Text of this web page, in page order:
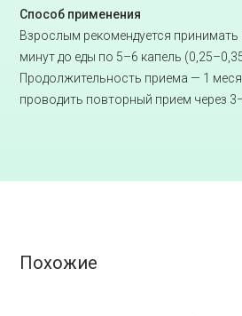
Способ применения
Взрослым рекомендуется принимать
минут до еды по 5–6 капель
Продолжительность приема — 1
проводить повторный прием через
Похожие